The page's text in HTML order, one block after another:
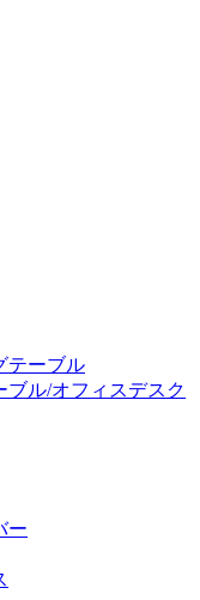
テーブル
ブル/オフィスデスク
ー